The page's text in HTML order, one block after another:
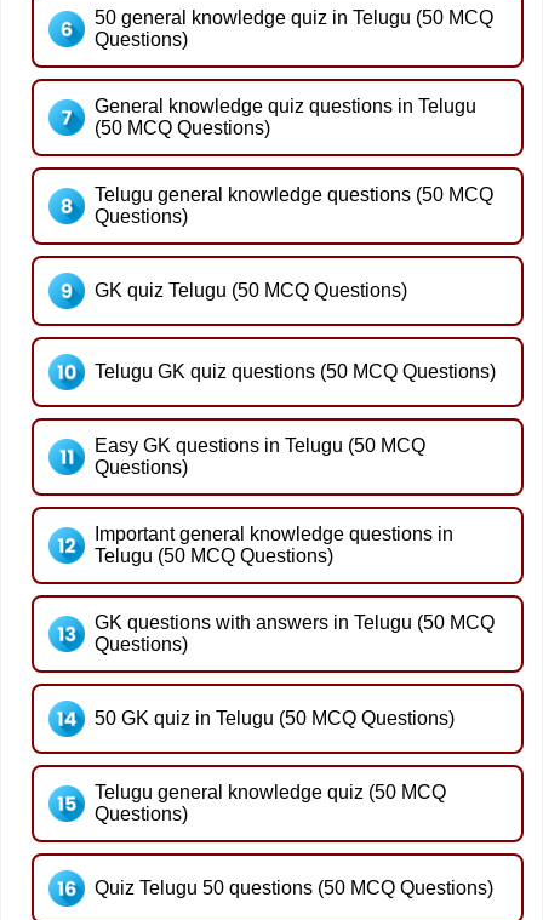
50 general knowledge quiz in Telugu (50 MCQ
Questions)
General knowledge quiz questions in Telugu
(50 MCQ Questions)
Telugu general knowledge questions (50 MCQ
Questions)
GK quiz Telugu (50 MCQ Questions)
Telugu GK quiz questions (50 MCQ Questions)
Easy GK questions in Telugu (50 MCQ
Questions)
Important general knowledge questions in
Telugu (50 MCQ Questions)
GK questions with answers in Telugu (50 MCQ
Questions)
50 GK quiz in Telugu (50 MCQ Questions)
Telugu general knowledge quiz (50 MCQ
Questions)
Quiz Telugu 50 questions (50 MCQ Questions)